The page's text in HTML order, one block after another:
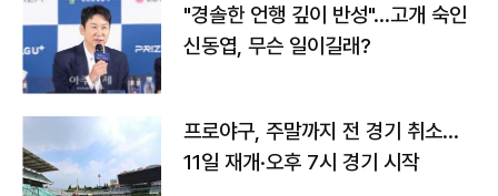
"경솔한 언행 깊이 반성"…고개 숙인
신동엽, 무슨 일이길래?
프로야구, 주말까지 전 경기 취소…
11일 재개·오후 7시 경기 시작